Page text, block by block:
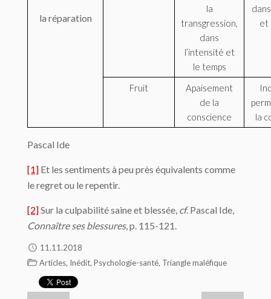
la réparation
la
transgression,
dans
l’intensité et
le temps
et
Fruit
Apaisement
de la
conscience
la
Pascal Ide
[1] Et les sentiments à peu près équivalents comme
le regret ou le repentir.
[2]Sur la culpabilité saine et blessée, cf. Pascal Ide,
Connaître ses blessures, p. 115-121.
11.11.2018
Articles, Inédit, Psychologie-santé, Triangle maléfique